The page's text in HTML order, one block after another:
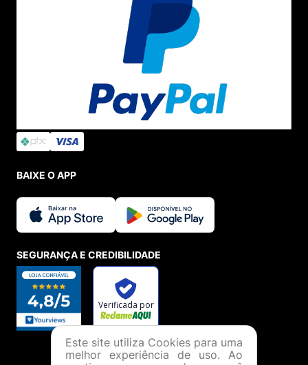
BAIXE O APP
SEGURANÇA E CREDIBILIDADE
Este site utiliza Cookies para uma
melhor experiência de uso. Ao